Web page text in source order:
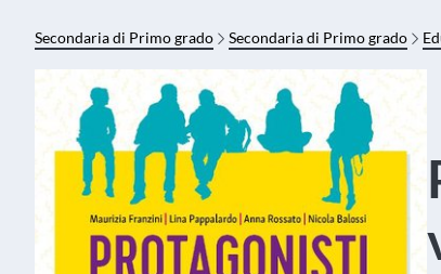
Secondaria di Primo grado Secondaria di Primo grado